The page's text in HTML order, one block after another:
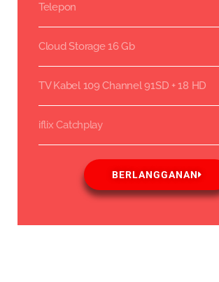
Telepon
Cloud Storage 16 Gb
TV Kabel 109 Channel 91SD + 18 HD
iflix Catchplay
BERLANGGANAN